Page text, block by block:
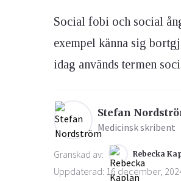
Ögon & Öron
Social fobi och social
exempel känna sig
idag används termen
Stefan
Medicinsk skribent
Granskad av: Rebecka
Uppdaterad: 16 december,